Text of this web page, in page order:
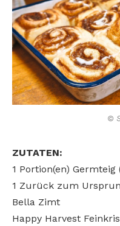
©
ZUTATEN:
1 Portion(en) Germteig
1 Zurück zum
Bella Zimt
Happy Harvest